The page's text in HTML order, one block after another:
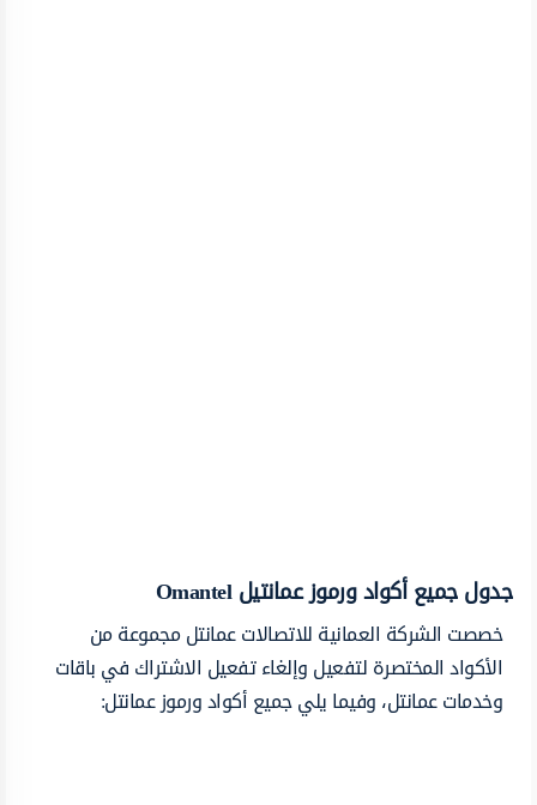
جدول جميع أكواد ورموز عمانتيل Omantel
خصصت الشركة العمانية للاتصالات عمانتل مجموعة من
الأكواد المختصرة لتفعيل وإلغاء تفعيل الاشتراك في باقات
وخدمات عمانتل، وفيما يلي جميع أكواد ورموز عمانتل: